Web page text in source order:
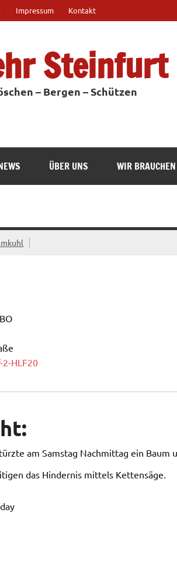
Impressum Kontakt
Steinfurt
– Bergen – Schützen
ÜBER UNS WIR
2-HLF20
am Samstag Nachmittag ein Baum
das Hindernis mittels Kettensäge.